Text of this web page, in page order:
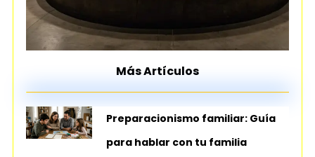
Más Artículos
Preparacionismo familiar: Guía
para hablar con tu familia